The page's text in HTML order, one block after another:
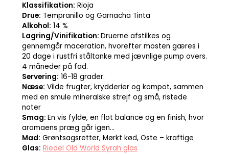
Klassifikation: Rioja
Drue: Tempranillo og Garnacha Tinta
Alkohol: 14 %
Lagring/Vinifikation: Druerne afstilkes og
gennemgår maceration, hvorefter mosten gæres i
20 dage i rustfri ståltanke med jævnlige pump overs.
4 måneder på fad.
Servering: 16-18 grader.
Næse: Vilde frugter, krydderier og kompot, sammen
med en smule mineralske strejf og små, ristede
noter
Smag: En vis fylde, en flot balance og en finish, hvor
aromaens præg går igen…
Mad: Grøntsagsretter, Mørkt kød, Oste – kraftige
Glas: Riedel Old World Syrah glas